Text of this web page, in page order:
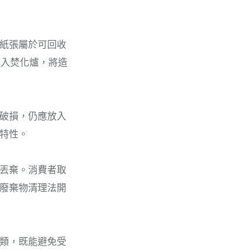
張屬於可回收
焚化爐，將造
損，仍應放入
性。
棄。消費者取
棄物清理法開
，既能避免受